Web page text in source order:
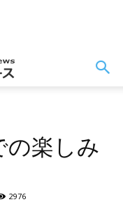
の楽しみ
2976